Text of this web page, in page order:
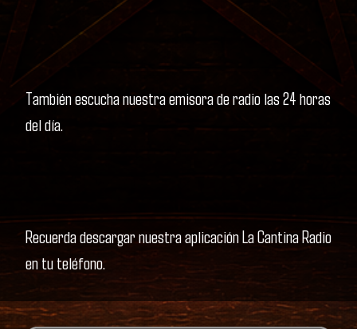
También escucha nuestra emisora de radio las 24 horas
del día.
Recuerda descargar nuestra aplicación La Cantina Radio
en tu teléfono.